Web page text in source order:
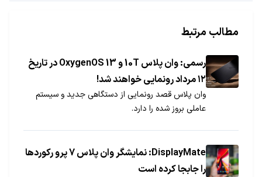
مطالب مرتبط
رسمی: وان پلاس 10T و OxygenOS 13 در تاریخ
۱۲ مرداد رونمایی خواهند شد!
وان پلاس قصد رونمایی از دستگاهی جدید و سیستم
عاملی بروز شده را دارد.
DisplayMate: نمایشگر وان پلاس 7 پرو رکوردها
را جابجا کرده است